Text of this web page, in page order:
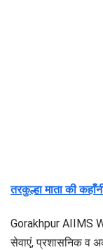
तरकुल्हा माता की
Gorakhpur AIIMS
सेवाएं, प्रशासनिक व